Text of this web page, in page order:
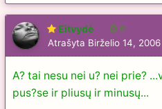
Eitvydė 6
Atrašyta Birželio 14, 2006
A? tai nesu nei u? nei prie?
pus?se ir pliusų ir minusų...